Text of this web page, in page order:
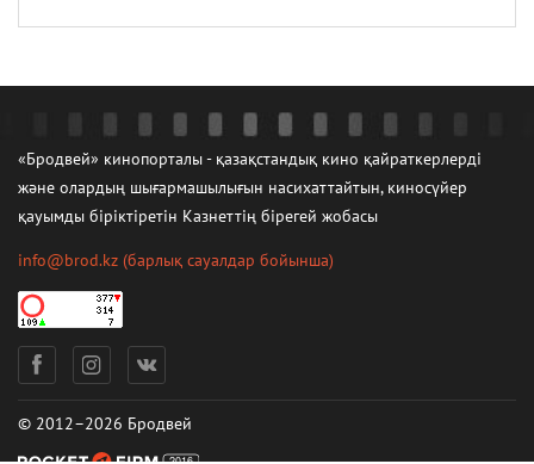
«Бродвей» кинопорталы - қазақстандық кино қайраткерлерді
және олардың шығармашылығын насихаттайтын, киносүйер
қауымды біріктіретін Казнеттің бірегей жобасы
info@brod.kz (барлық сауалдар бойынша)
© 2012–2026 Бродвей